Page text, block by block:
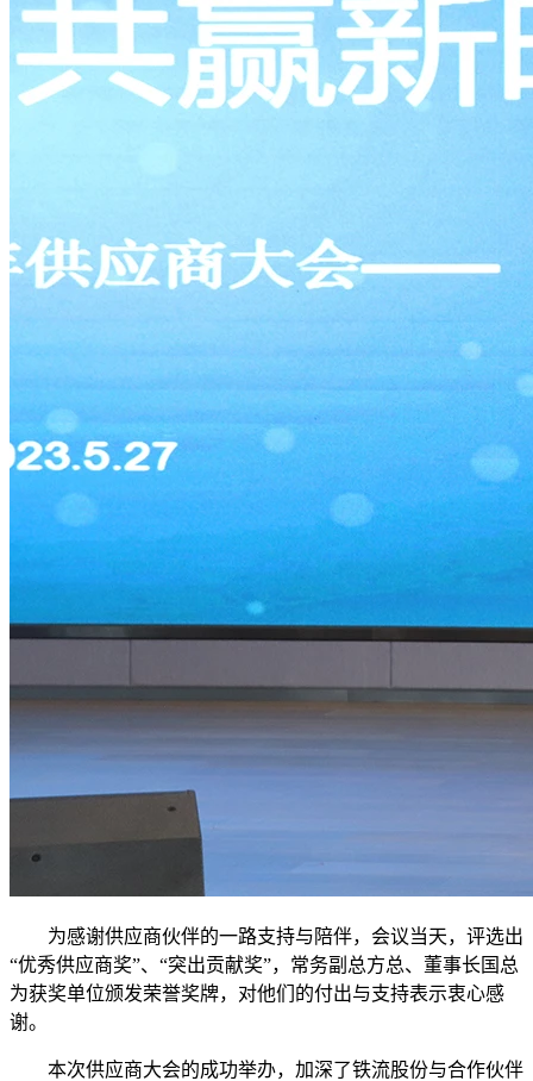
为感谢供应商伙伴的一路支持与陪伴，会议当天，评选出
“优秀供应商奖”、“突出贡献奖”，常务副总方总、董事长国总
为获奖单位颁发荣誉奖牌，对他们的付出与支持表示衷心感
谢。
本次供应商大会的成功举办，加深了铁流股份与合作伙伴